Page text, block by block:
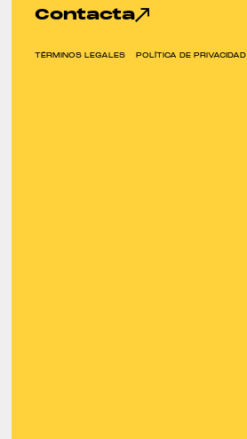
Contacta
TÉRMINOS LEGALES POLÍTICA DE PRIVACIDAD